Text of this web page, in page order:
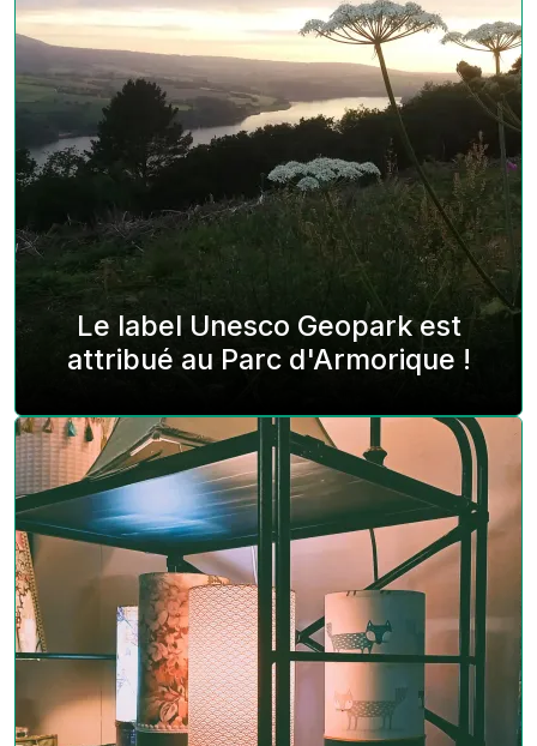
Le label Unesco Geopark est
attribué au Parc d'Armorique !